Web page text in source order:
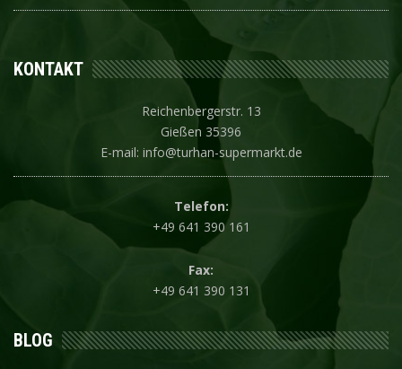
KONTAKT
Reichenbergerstr. 13
Gießen 35396
E-mail: info@turhan-supermarkt.de
Telefon:
+49 641 390 161
Fax:
+49 641 390 131
BLOG